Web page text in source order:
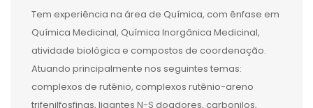
Tem experiência na área de Química, com ênfase em
Química Medicinal, Química Inorgânica Medicinal,
atividade biológica e compostos de coordenação.
Atuando principalmente nos seguintes temas:
complexos de rutênio, complexos rutênio-areno
trifenilfosfinas, ligantes N-S doadores, carbonilos,